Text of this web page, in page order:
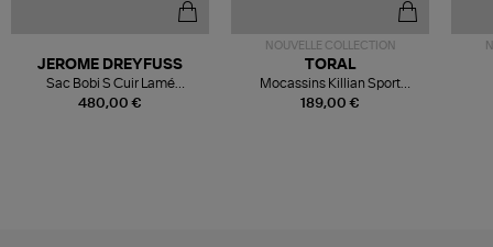
480,00 €
JEROME DREYFUSS
Sac Bobi S Cuir Lamé
Champagne
NOUVELLE COLLECTION
189,00 €
TORAL
Mocassins Killian Sport
Mousse